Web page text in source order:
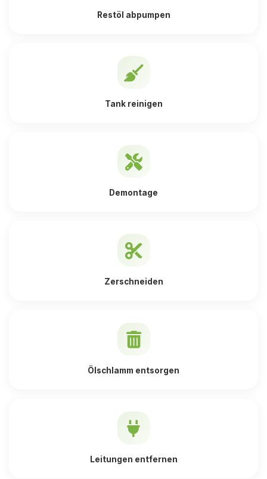
Restöl abpumpen
Tank reinigen
Demontage
Zerschneiden
Ölschlamm entsorgen
Leitungen entfernen